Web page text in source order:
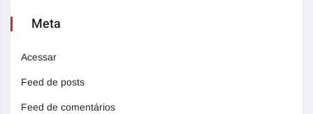
Meta
Acessar
Feed de posts
Feed de comentários